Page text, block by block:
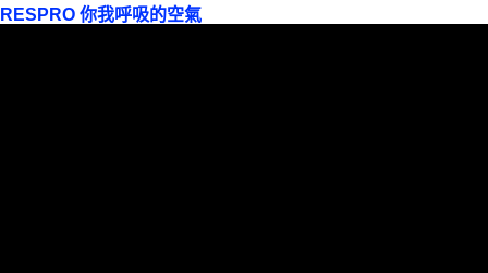
RESPRO 你我呼吸的空氣